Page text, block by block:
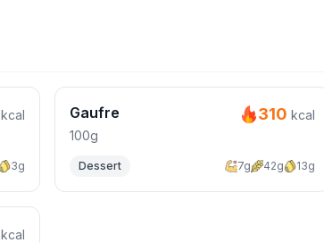
kcal
3g
Gaufre
100g
310 kcal
Dessert 7g 42g 13g
kcal